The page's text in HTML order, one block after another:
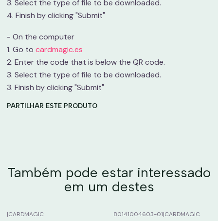
3. Select the type of file to be downloaded.
4. Finish by clicking "Submit"
- On the computer
1. Go to cardmagic.es
2. Enter the code that is below the QR code.
3. Select the type of file to be downloaded.
3. Finish by clicking "Submit"
PARTILHAR ESTE PRODUTO
Também pode estar interessado
em um destes
|CARDMAGIC 80141004603-01|CARDMAGIC